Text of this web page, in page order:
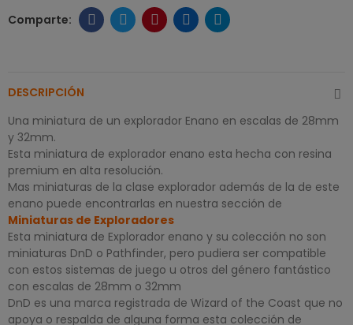
DESCRIPCIÓN
Una miniatura de un explorador Enano en escalas de 28mm
y 32mm.
Esta miniatura de explorador enano esta hecha con resina
premium en alta resolución.
Mas miniaturas de la clase explorador además de la de este
enano puede encontrarlas en nuestra sección de
Miniaturas de Exploradores
Esta miniatura de Explorador enano y su colección no son
miniaturas DnD o Pathfinder, pero pudiera ser compatible
con estos sistemas de juego u otros del género fantástico
con escalas de 28mm o 32mm
DnD es una marca registrada de Wizard of the Coast que no
apoya o respalda de alguna forma esta colección de